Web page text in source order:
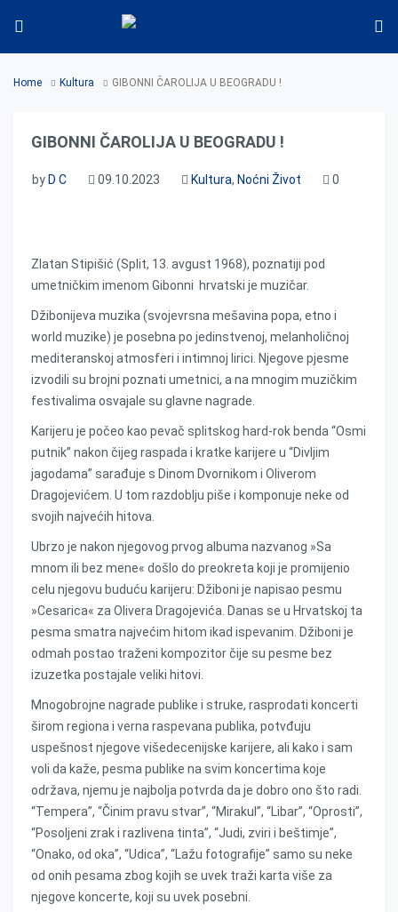
Home Kultura GIBONNI ČAROLIJA U BEOGRADU !
GIBONNI ČAROLIJA U BEOGRADU !
by D C 09.10.2023 Kultura, Noćni Život 0
Zlatan Stipišić (Split, 13. avgust 1968), poznatiji pod
umetničkim imenom Gibonni hrvatski je muzičar.
Džibonijeva muzika (svojevrsna mešavina popa, etno i
world muzike) je posebna po jedinstvenoj, melanholičnoj
mediteranskoj atmosferi i intimnoj lirici. Njegove pjesme
izvodili su brojni poznati umetnici, a na mnogim muzičkim
festivalima osvajale su glavne nagrade.
Karijeru je počeo kao pevač splitskog hard-rok benda “Osmi
putnik” nakon čijeg raspada i kratke karijere u “Divljim
jagodama” sarađuje s Dinom Dvornikom i Oliverom
Dragojevićem. U tom razdoblju piše i komponuje neke od
svojih najvećih hitova.
Ubrzo je nakon njegovog prvog albuma nazvanog »Sa
mnom ili bez mene« došlo do preokreta koji je promijenio
celu njegovu buduću karijeru: Džiboni je napisao pesmu
»Cesarica« za Olivera Dragojevića. Danas se u Hrvatskoj ta
pesma smatra najvećim hitom ikad ispevanim. Džiboni je
odmah postao traženi kompozitor čije su pesme bez
izuzetka postajale veliki hitovi.
Mnogobrojne nagrade publike i struke, rasprodati koncerti
širom regiona i verna raspevana publika, potvđuju
uspešnost njegove višedecenijske karijere, ali kako i sam
voli da kaže, pesma publike na svim koncertima koje
održava, njemu je najbolja potvrda da je dobro ono što radi.
“Tempera”, “Činim pravu stvar”, “Mirakul”, “Libar”, “Oprosti”,
“Posoljeni zrak i razlivena tinta”, “Judi, zviri i beštimje”,
“Onako, od oka”, “Udica”, “Lažu fotografije” samo su neke
od onih pesama zbog kojih se uvek traži karta više za
njegove koncerte, koji su uvek posebni.